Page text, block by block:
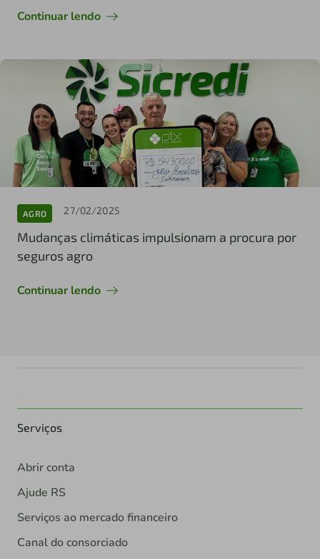
Continuar lendo
AGRO 27/02/2025
Mudanças climáticas impulsionam a procura por
seguros agro
Continuar lendo
Serviços
Abrir conta
Ajude RS
Serviços ao mercado financeiro
Canal do consorciado